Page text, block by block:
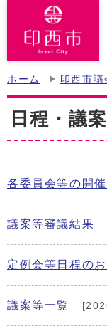
ホーム 印西市議
日程・議案
各委員会等の開
議案等審議結果
定例会等日程の
議案等一覧